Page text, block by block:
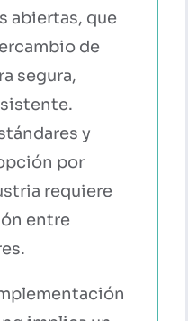
abiertas, que
de
segura,
y
por
requiere
entre